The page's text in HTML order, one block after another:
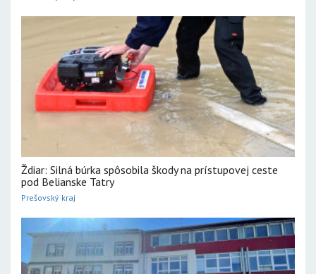
Ždiar: Silná búrka spôsobila škody na prístupovej ceste
pod Belianske Tatry
Prešovský kraj